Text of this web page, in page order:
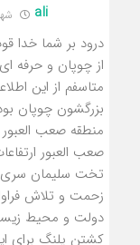
ali شهریور
درود بر شما خدا
از چوپان و حرفه
متاسفم از این
بزرگشون چوپان
منطقه صعب
صعب العبور
تخت سلیمان سری
زحمت و تلاش
دولت و محیط
کشتن پلنگ برای